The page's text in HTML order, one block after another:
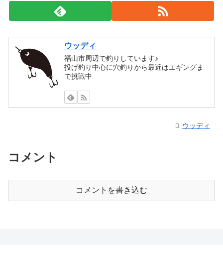
ウッディ
福山市周辺で釣りしています♪
投げ釣り中心に穴釣りから最近はエギングま
で挑戦中
ウッディ
コメント
コメントを書き込む